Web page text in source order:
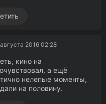
2016 02:28
кино на
а ещё
нелепые моменты,
на половину.